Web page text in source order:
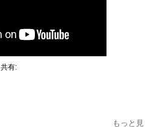
共有:
もっと見